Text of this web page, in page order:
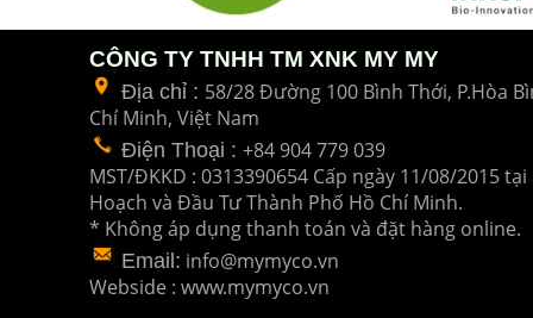
CÔNG TY TNHH TM XNK MY MY
Địa chỉ : 58/28 Đường 100 Bình Thới, P.Hòa
Chí Minh, Việt Nam
Điện Thoại : +84 904 779 039
MST/ĐKKD : 0313390654 Cấp ngày 11/08/2015 tại
Hoạch và Đầu TưThành Phố Hồ Chí Minh.
* Không áp dụng thanh toán và đặt hàng online.
Email: info@mymyco.vn
Webside : www.mymyco.vn